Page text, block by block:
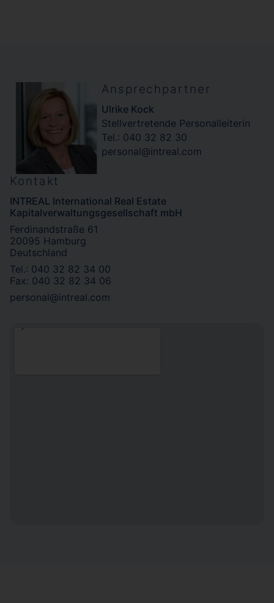
Ansprechpartner
Ulrike Kock
Stellvertretende Personalleiterin
Tel.: 040 32 82 30
personal@intreal.com
Kontakt
INTREAL International Real Estate
Kapitalverwaltungsgesellschaft mbH
Ferdinandstraße 61
20095 Hamburg
Deutschland
Tel.: 040 32 82 34 00
Fax: 040 32 82 34 06
personal@intreal.com